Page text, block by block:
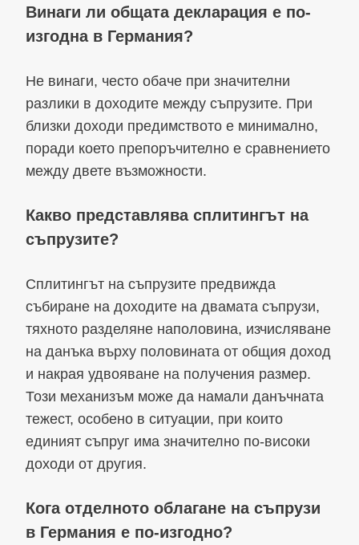
Винаги ли общата декларация е по-
изгодна в Германия?
Не винаги, често обаче при значителни
разлики в доходите между съпрузите. При
близки доходи предимството е минимално,
поради което препоръчително е сравнението
между двете възможности.
Какво представлява сплитингът на
съпрузите?
Сплитингът на съпрузите предвижда
събиране на доходите на двамата съпрузи,
тяхното разделяне наполовина, изчисляване
на данъка върху половината от общия доход
и накрая удвояване на получения размер.
Този механизъм може да намали данъчната
тежест, особено в ситуации, при които
единият съпруг има значително по-високи
доходи от другия.
Кога отделното облагане на съпрузи
в Германия е по-изгодно?